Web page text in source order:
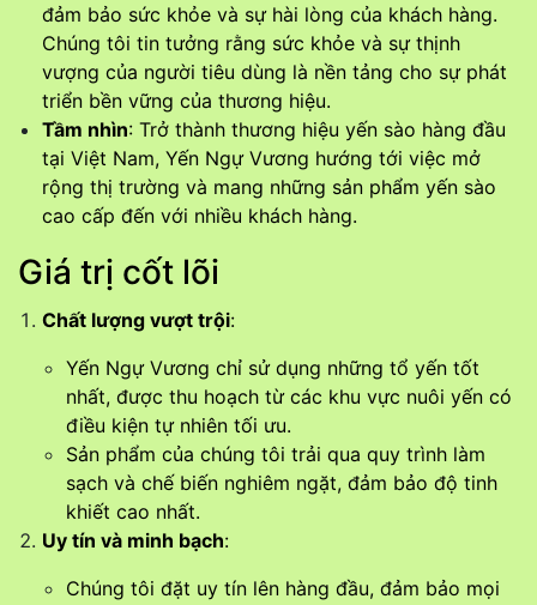
đảm bảo sức khỏe và sự hài lòng của khách hàng.
Chúng tôi tin tưởng rằng sức khỏe và sự thịnh
vượng của người tiêu dùng là nền tảng cho sự phát
triển bền vững của thương hiệu.
Tầm nhìn: Trở thành thương hiệu yến sào hàng đầu
tại Việt Nam, Yến Ngự Vương hướng tới việc mở
rộng thị trường và mang những sản phẩm yến sào
cao cấp đến với nhiều khách hàng.
Giá trị cốt lõi
Chất lượng vượt trội:
Yến Ngự Vương chỉ sử dụng những tổ yến tốt
nhất, được thu hoạch từ các khu vực nuôi yến có
điều kiện tự nhiên tối ưu.
Sản phẩm của chúng tôi trải qua quy trình làm
sạch và chế biến nghiêm ngặt, đảm bảo độ tinh
khiết cao nhất.
Uy tín và minh bạch:
Chúng tôi đặt uy tín lên hàng đầu, đảm bảo mọi